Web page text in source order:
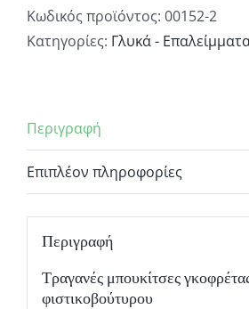
Κρέμα
Φιστικοβούτυρου
Κωδικός προϊόντος: 00152-2
Κατηγορίες: Γλυκά -
Περιγραφή
Επιπλέον πληροφορίες
Περιγραφή
Τραγανές μπουκίτσες
φιστικοβούτυρου